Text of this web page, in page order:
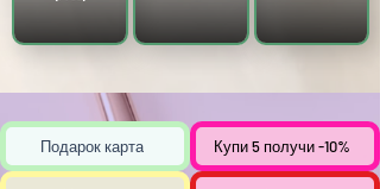
Подарок карта Купи 5 получи -10%